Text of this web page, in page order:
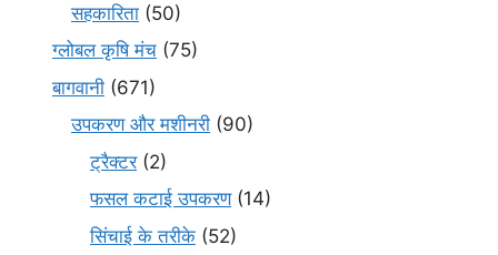
सहकारिता (50)
ग्लोबल कृषि मंच (75)
बागवानी (671)
उपकरण और मशीनरी (90)
ट्रैक्टर(2)
फसल कटाई उपकरण(14)
सिंचाई के तरीके (52)